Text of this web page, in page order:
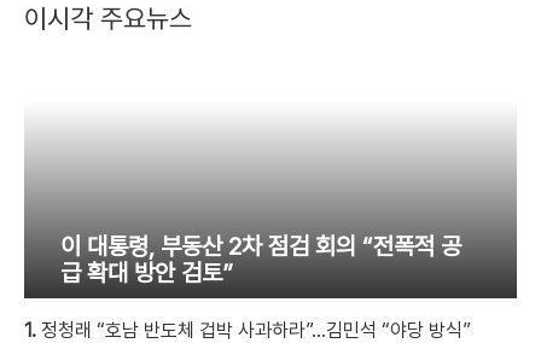
이시각 주요뉴스
이 대통령, 부동산 2차 점검 회의 “전폭적 공
급 확대 방안 검토”
1. 정청래 “호남 반도체 겁박 사과하라”…김민석 “야당 방식”